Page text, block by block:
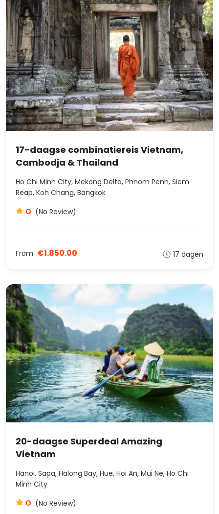
17-daagse combinatiereis Vietnam,
Cambodja & Thailand
Ho Chi Minh City, Mekong Delta, Phnom Penh, Siem
Reap, Koh Chang, Bangkok
0 (No Review)
From €1.850.00 17 dagen
20-daagse Superdeal Amazing
Vietnam
Hanoi, Sapa, Halong Bay, Hue, Hoi An, Mui Ne, Ho Chi
Minh City
0 (No Review)